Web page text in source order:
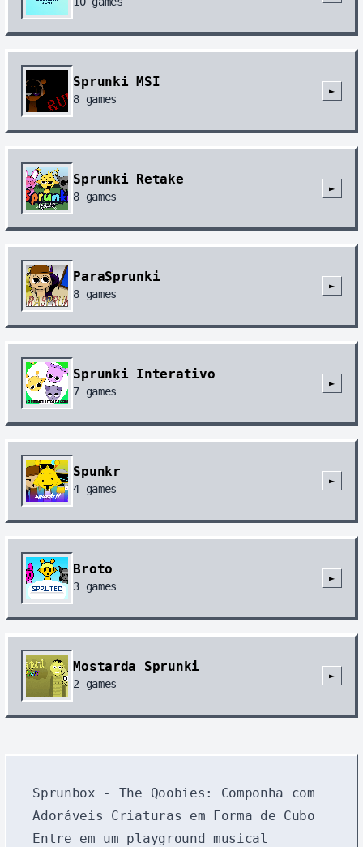
Sprunki MSI
8 games
►
Sprunki Retake
8 games
►
ParaSprunki
8 games
►
Sprunki Interativo
7 games
►
Spunkr
4 games
►
Broto
3 games
►
Mostarda Sprunki
2 games
►
Sprunbox - The Qoobies: Componha com
Adoráveis Criaturas em Forma de Cubo
Entre em um playground musical